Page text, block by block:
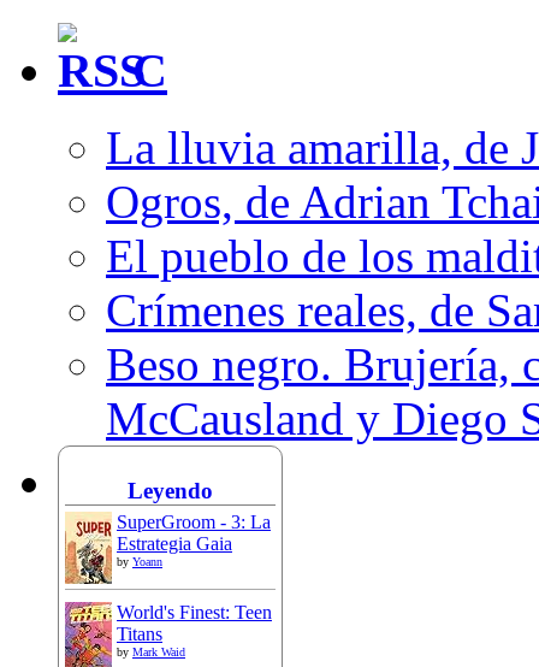
C
La lluvia amarilla, de
Ogros, de Adrian
El pueblo de los
Crímenes reales, de
Beso negro. Brujería,
McCausland y Diego
Leyendo
SuperGroom - 3: La
Estrategia Gaia
by Yoann
World's Finest: Teen
Titans
by Mark Waid